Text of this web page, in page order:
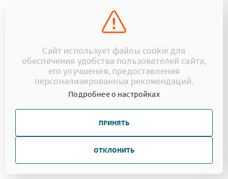
Сайт использует файлы cookie для
обеспечения удобства пользователей сайта,
его улучшения, предоставления
персонализированных рекомендаций.
Подробнее о настройках
ПРИНЯТЬ
ОТКЛОНИТЬ